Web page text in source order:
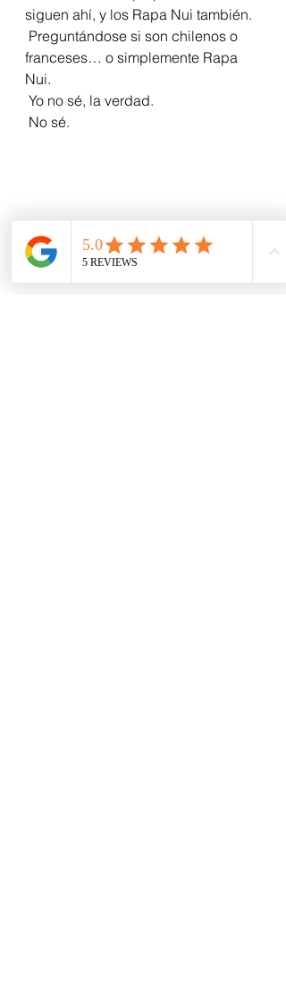
siguen ahí, y los Rapa Nui también.
franceses… o simplemente Rapa
Nui.
Yo no sé, la verdad.
No sé.